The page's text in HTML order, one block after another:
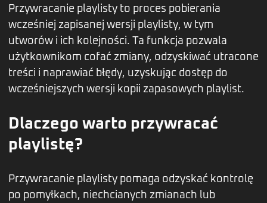
Przywracanie playlisty to proces pobierania
wcześniej zapisanej wersji playlisty, w tym
utworów i ich kolejności. Ta funkcja pozwala
użytkownikom cofać zmiany, odzyskiwać utracone
treści i naprawiać błędy, uzyskując dostęp do
wcześniejszych wersji kopii zapasowych playlist.
Dlaczego warto przywracać
playlistę?
Przywracanie playlisty pomaga odzyskać kontrolę
po pomyłkach, niechcianych zmianach lub